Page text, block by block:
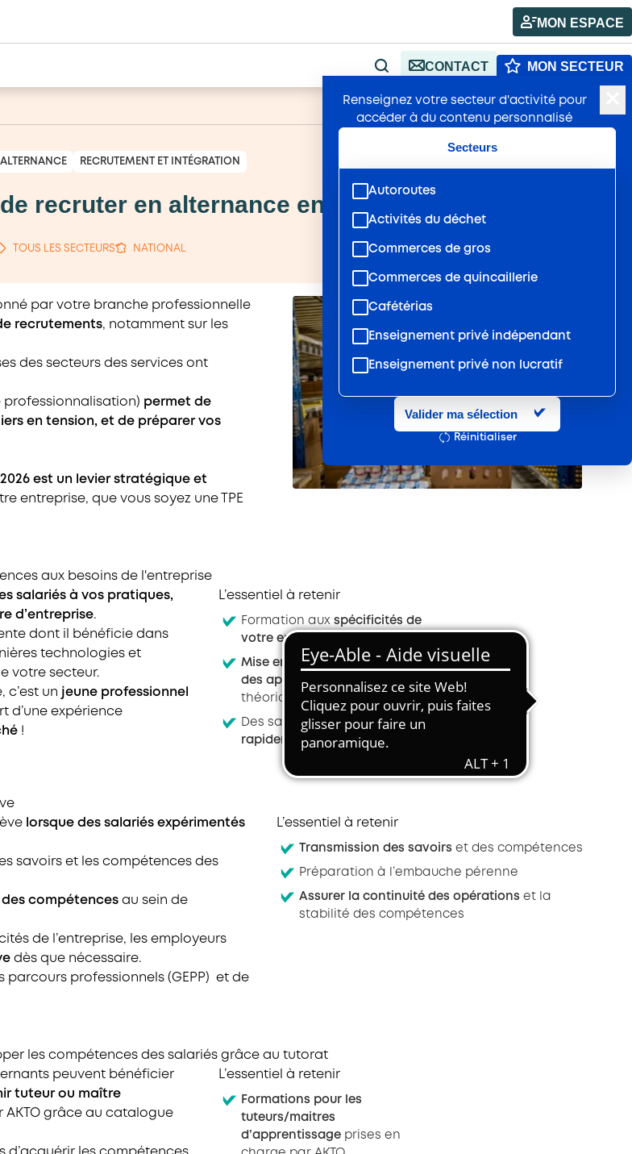
MON ESPACE
RECHERCHE
CONTACT MON SECTEUR
Renseignez votre secteur d'activité pour
accéder à du contenu personnalisé
Secteurs
Autoroutes
Activités du déchet
Commerces de gros
Commerces de quincaillerie
Cafétérias
Enseignement privé indépendant
Enseignement privé non lucratif
Entretien et location textile
Hôtels, cafés, restaurants
Restauration rapide
Services d'eau et d'assainissement
Travail mécanique du bois
Transport et travail aérien
Travail temporaire
Valider ma sélection
Réinitialiser
Publié : 17/03/2026 A+ A-
ALTERNANCE RECRUTEMENT ET INTÉGRATION
recruter en alternance en 2026
TOUS LES SECTEURS NATIONAL
par votre branche professionnelle
recrutements, notamment sur les
des secteurs des services ont
professionnalisation) permet de
en tension, et de préparer vos
est un levier stratégique et
entreprise, que vous soyez une TPE
aux besoins de l'entreprise
salariés à vos pratiques,
d’entreprise.
dont il bénéficie dans
technologies et
votre secteur.
c’est un jeune professionnel
d’une expérience
!
L’essentiel à retenir
Formation auxspécificités de
votre entreprise
Mise en pratique immédiate
des apprentissages
théoriques
Des salariésopérationnels
rapidement
lorsque des salariés expérimentés
savoirs et les compétences des
compétences au sein de
de l’entreprise, les employeurs
dès que nécessaire.
professionnels (GEPP) et de
L’essentiel à retenir
Transmission des savoirs et des compétences
Préparation à l’embauche pérenne
Assurer la continuité des opérations et la
stabilité des compétences
les compétences des salariés grâce au tutorat
peuvent bénéficier
tuteur ou maître
AKTO grâce au catalogue
L’essentiel à retenir
Formations pour les
tuteurs/maitres
d’apprentissage prises en